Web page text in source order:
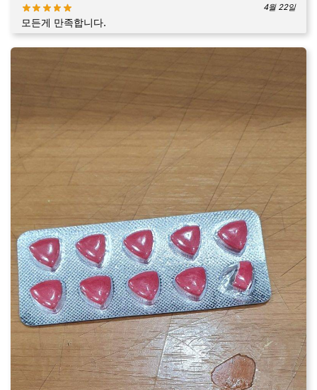
4월 22일
모든게 만족합니다.